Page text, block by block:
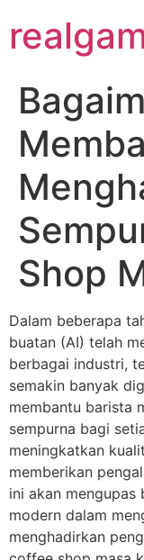
Shop
Dalam beberapa
buatan (AI) telah
berbagai industri,
semakin banyak
membantu barista
sempurna bagi
meningkatkan
memberikan
ini akan mengupas
modern dalam
menghadirkan